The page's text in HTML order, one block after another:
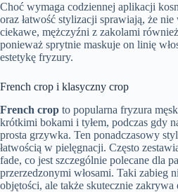
Choć wymaga codziennej aplikacji
oraz łatwość stylizacji sprawiają, że
ciekawe, mężczyźni z zakolami
ponieważ sprytnie maskuje on linię
estetykę fryzury.
French crop i klasyczny crop
French crop to popularna fryzura
krótkimi bokami i tyłem, podczas gdy
prosta grzywka. Ten ponadczasowy
łatwością w pielęgnacji. Często
fade, co jest szczególnie polecane dla
przerzedzonymi włosami. Taki zabieg
objętości, ale także skutecznie zakrywa